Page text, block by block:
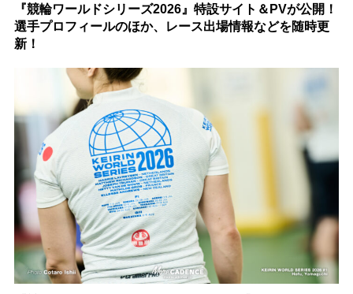
『競輪ワールドシリーズ2026』特設サイト＆PVが公開！
選手プロフィールのほか、レース出場情報などを随時更
新！